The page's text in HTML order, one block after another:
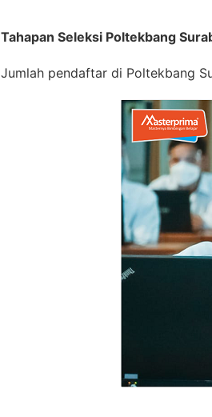
Tahapan Seleksi Poltekbang
Jumlah pendaftar di Poltekbang